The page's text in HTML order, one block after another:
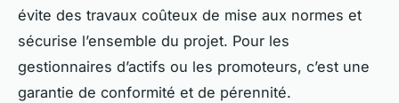
évite des travaux coûteux de mise aux normes et
sécurise l’ensemble du projet. Pour les
gestionnaires d’actifs ou les promoteurs, c’est une
garantie de conformité et de pérennité.